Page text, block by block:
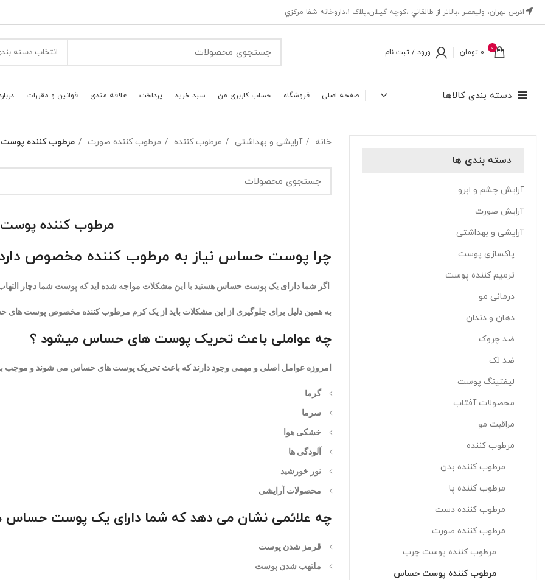
ادرس تهران، ‎وليعصر ،بالاتر از طالقاني ،كوچه گيلان،پلاک ۱،داروخانه شفا مركزي
0
0 تومان ورود / ثبت نام انتخاب دسته
دسته بندی کالاها صفحه اصلی فروشگاه حساب کاربری من سبد خرید پرداخت علاقه مندی قوانین و مقررات
دسته بندی ها
آرایش چشم و ابرو
آرایش صورت
آرایشی و بهداشتی
پاکسازی پوست
ترمیم کننده پوست
درمانی مو
دهان و دندان
ضد چروک
ضد لک
لیفتینگ پوست
محصولات آفتاب
مراقبت مو
مرطوب کننده
مرطوب کننده بدن
مرطوب کننده پا
مرطوب کننده دست
مرطوب کننده صورت
مرطوب کننده پوست چرب
مرطوب کننده پوست حساس
خانه آرایشی و بهداشتی مرطوب کننده مرطوب کننده صورت مرطوب کننده
مرطوب کننده
چرا پوست حساس نیاز به مرطوب کننده مخصوص
اگر شما دارای یک پوست حساس هستید با این مشکلات مواجه شده اید که پوست شما دچار
به همین دلیل برای جلوگیری از این مشکلات باید از یک کرم مرطوب کننده مخصوص پوست های
چه عواملی باعث تحریک پوست های حساس میشود ؟
امروزه عوامل اصلی و مهمی وجود دارند که باعث تحریک پوست های حساس می شوند و موجب
گرما
سرما
خشکی هوا
آلودگی ها
نور خورشید
محصولات آرایشی
چه علائمی نشان می دهد که شما دارای یک پوست حساس
قرمز شدن پوست
ملتهب شدن پوست